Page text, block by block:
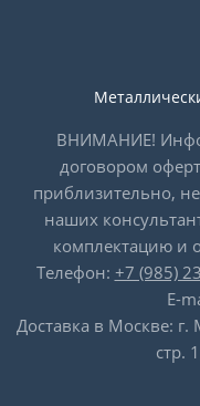
ВНИМАНИЕ!
договором
приблизительно,
наших
комплектацию и
Телефон: +7 (985)
E-
Доставка в Москве:
стр.